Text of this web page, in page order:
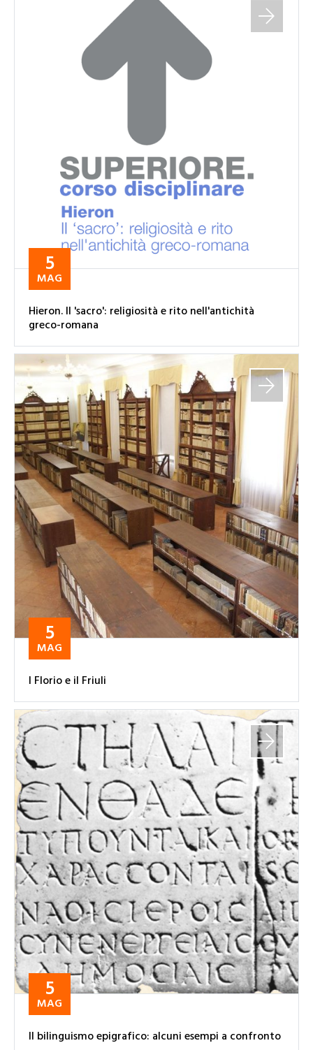
5
MAG
Hieron. Il 'sacro': religiosità e rito nell'antichità
greco-romana
5
MAG
I Florio e il Friuli
5
MAG
Il bilinguismo epigrafico: alcuni esempi a confronto